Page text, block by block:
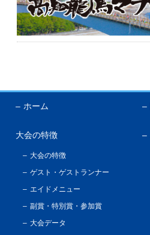
ホーム
大会の特徴
大会の特徴
ゲスト・ゲストランナー
エイドメニュー
副賞・特別賞・参加賞
大会データ